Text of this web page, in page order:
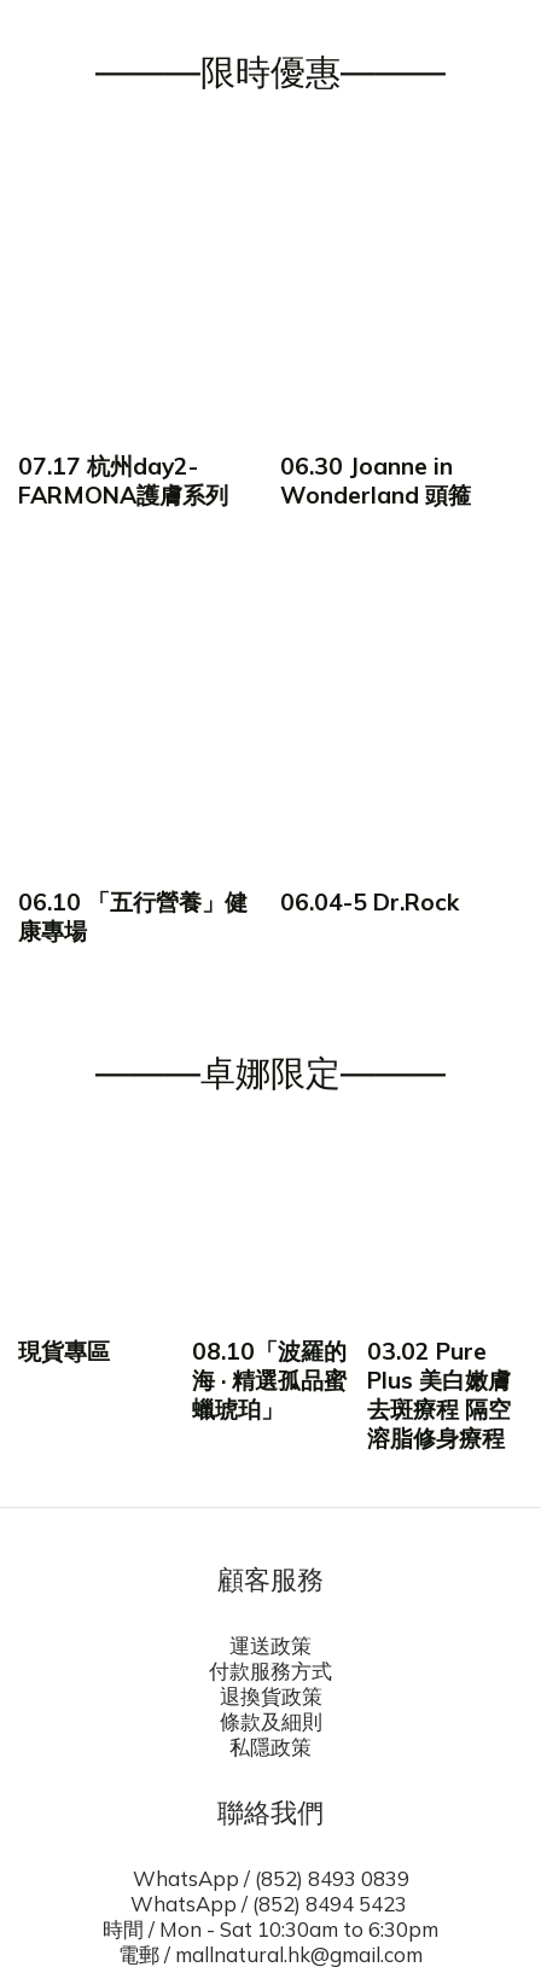
———限時優惠———
07.17 杭州day2-
FARMONA護膚系列
06.30 Joanne in
Wonderland 頭箍
06.10 「五行營養」健
康專場
06.04-5 Dr.Rock
———卓娜限定———
現貨專區
08.10「波羅的
海 · 精選孤品蜜
蠟琥珀」
03.02 Pure
Plus 美白嫩膚
去斑療程 隔空
溶脂修身療程
顧客服務
運送政策
付款服務方式
退換貨政策
條款及細則
私隱政策
聯絡我們
WhatsApp / (852) 8493 0839
WhatsApp / (852) 8494 5423
時間 / Mon - Sat 10:30am to 6:30pm
電郵 / mallnatural.hk@gmail.com